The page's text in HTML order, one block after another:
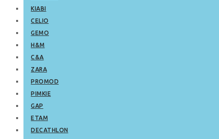
KIABI
CELIO
GEMO
H&M
C&A
ZARA
PROMOD
PIMKIE
GAP
ETAM
DECATHLON